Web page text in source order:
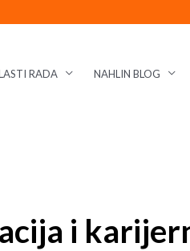
RADA NAHLIN BLOG
i